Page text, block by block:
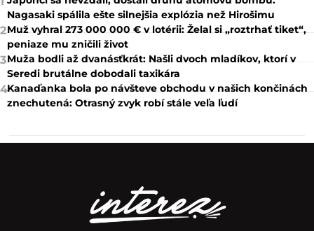
Nagasaki spálila ešte silnejšia explózia než Hirošimu
2Muž vyhral 273 000 000 € v lotérii: Želal si „roztrhať tiket“,
peniaze mu zničili život
3Muža bodli až dvanásťkrát: Našli dvoch mladíkov, ktorí v
Seredi brutálne dobodali taxikára
4Kanaďanka bola po návšteve obchodu v našich končinách
znechutená: Otrasný zvyk robí stále veľa ľudí